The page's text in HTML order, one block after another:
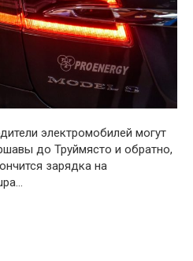
электромобилей могут
до Труймясто и обратно,
зарядка на